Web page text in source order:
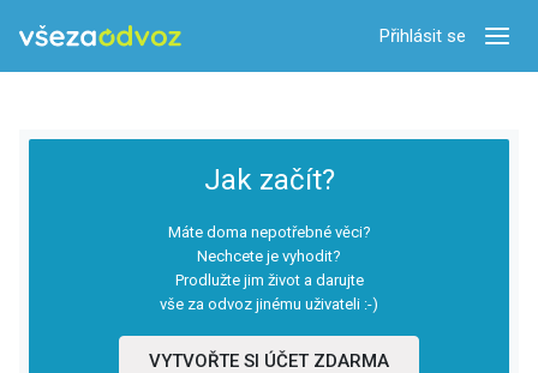
Přihlásit se
Jak začít?
Máte doma nepotřebné věci?
Nechcete je vyhodit?
Prodlužte jim život a darujte
vše za odvoz jinému uživateli :-)
VYTVOŘTE SI ÚČET ZDARMA